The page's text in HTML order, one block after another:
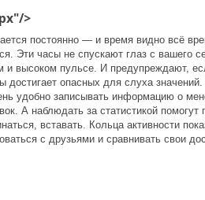
>
постоянно — и время видно всё
Эти часы не спускают глаз с вашего
и высоком пульсе. И предупреждают,
опасных для слуха
удобно записывать информацию о
А наблюдать за статистикой помогут
вставать. Кольца активности
с друзьями и сравнивать свои